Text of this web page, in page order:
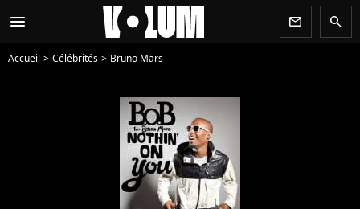
menu newsletter search
Accueil Célébrités Bruno Mars